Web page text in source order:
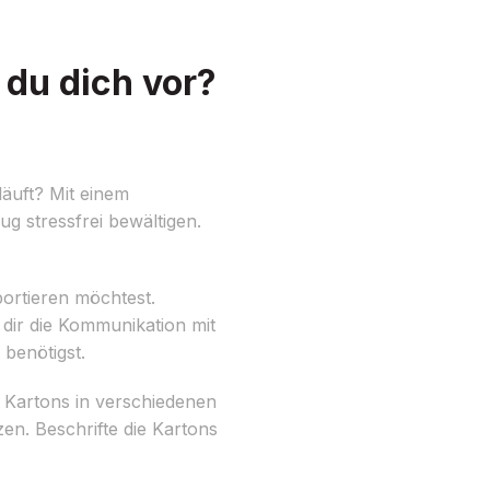
dich vor?
Mit einem
stressfrei bewältigen.
möchtest.
die Kommunikation mit
in verschiedenen
Beschrifte die Kartons